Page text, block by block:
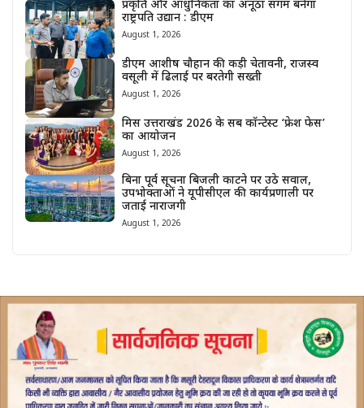
प्रकृति और आधुनिकता का अनूठा संगम बनेगा
राष्ट्रपति उद्यान : डीएम
August 1, 2026
डीएम आशीष चौहान की कड़ी चेतावनी, राजस्व
वसूली में ढिलाई पर बरतेगी सख्ती
August 1, 2026
मिस उत्तराखंड 2026 के सब कॉन्टेस्ट ‘फ्रेश फेस’
का आयोजन
August 1, 2026
बिना पूर्व सूचना बिजली काटने पर उठे सवाल,
उपभोक्ताओं ने यूपीसीएल की कार्यप्रणाली पर
जताई नाराजगी
August 1, 2026